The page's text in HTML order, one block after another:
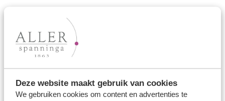
Deze website maakt gebruik van cookies
We gebruiken cookies om content en advertenties te
Ons aanbod
Trouwringen
Verlovingsringen